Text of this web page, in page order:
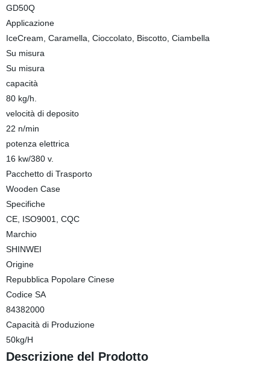
GD50Q
Applicazione
IceCream, Caramella, Cioccolato, Biscotto, Ciambella
Su misura
Su misura
capacità
80 kg/h.
velocità di deposito
22 n/min
potenza elettrica
16 kw/380 v.
Pacchetto di Trasporto
Wooden Case
Specifiche
CE, ISO9001, CQC
Marchio
SHINWEI
Origine
Repubblica Popolare Cinese
Codice SA
84382000
Capacità di Produzione
50kg/H
Descrizione del Prodotto